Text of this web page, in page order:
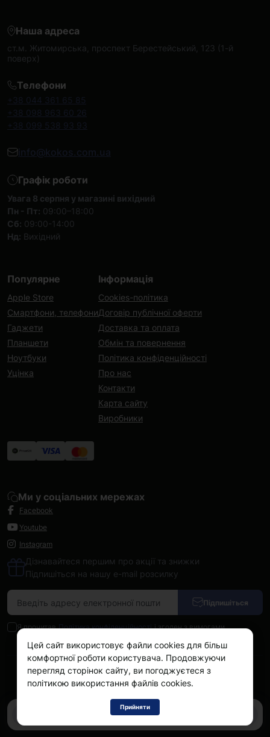
0
Наша адреса
ст.м. Житомирська, проспект Берестейський, 123 (1-й
поверх)
Телефони
+38 044 361 65 85
+38 098 963 60 26
+38 099 538 93 93
info@kokos.com.ua
Графік роботи
Увага 8 серпня у магазині вихідний
Пн - Пт: 09:00–18:00
Сб: 09:00-14:00
Нд: Вихідний
Популярне
Apple Store
Смартфони, телефони
Гаджети
Планшети
Ноутбуки
Уцінка
Інформація
Cookies-політика
Договір публічної оферти
Доставка та оплата
Обмін та повернення
Політика конфіденційності
Про нас
Контакти
Карта сайту
Виробники
Ми у соціальних мережах
Facebook
Youtube
Instagram
Дізнавайтеся першим про акції та знижки
Підпишіться на нашу e-mail розсилку
Підпишіться
Я прочитав Політика конфіденційності і згоден з вимогами
Kokos.com.ua © 2026
Цей сайт використовує файли cookies для більш
комфортної роботи користувача. Продовжуючи
перегляд сторінок сайту, ви погоджуєтеся з
політикою використання файлів cookies.
Прийняти